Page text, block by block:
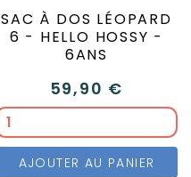
SAC À DOS LÉOPARD
6 - HELLO HOSSY -
6ANS
59,90 €
AJOUTER AU PANIER